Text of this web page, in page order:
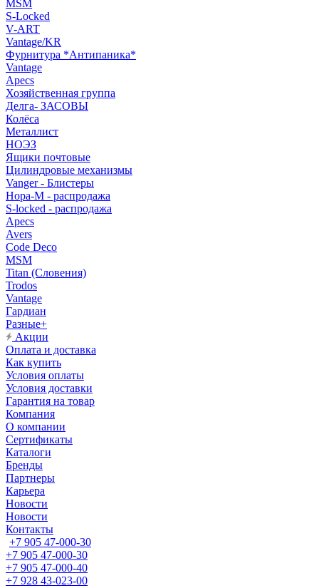
MSM
S-Locked
V-ART
Vantage/KR
Фурнитура *Антипаника*
Vantage
Apecs
Хозяйственная группа
Делга- ЗАСОВЫ
Колёса
Металлист
НОЭЗ
Ящики почтовые
Цилиндровые механизмы
Vanger - Блистеры
Нора-М - распродажа
S-locked - распродажа
Apecs
Avers
Code Deco
MSM
Titan (Словения)
Trodos
Vantage
Гардиан
Разные+
Акции
Оплата и доставка
Как купить
Условия оплаты
Условия доставки
Гарантия на товар
Компания
О компании
Сертификаты
Каталоги
Бренды
Партнеры
Карьера
Новости
Новости
Контакты
+7 905 47-000-30
+7 905 47-000-30
+7 905 47-000-40
+7 928 43-023-00